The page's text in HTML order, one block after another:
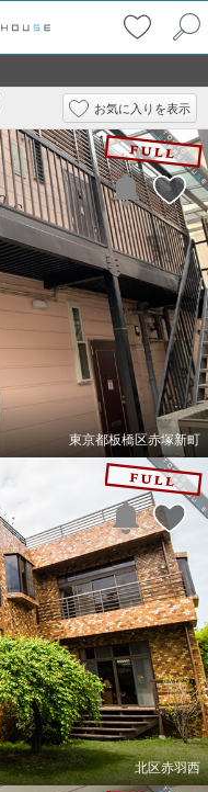
お気に入りを表示
東京都板橋区赤塚新町
北区赤羽西